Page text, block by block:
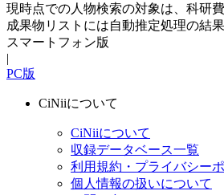
現時点での人物検索の対象は、科研
成果物リストには自動推定処理の結
スマートフォン版
|
PC版
CiNiiについて
CiNiiについて
収録データベース一覧
利用規約・プライバシー
個人情報の扱いについて